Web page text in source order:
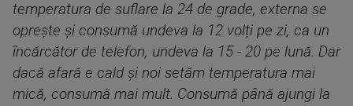
temperatura de suflare la 24 de grade, externa se
oprește și consumă undeva la 12 volți pe zi, ca un
încărcător de telefon, undeva la 15 - 20 pe lună. Dar
dacă afară e cald și noi setăm temperatura mai
mică, consumă mai mult. Consumă până ajungi la